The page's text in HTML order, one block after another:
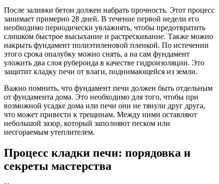
После заливки бетон должен набрать прочность. Этот процесс
занимает примерно 28 дней. В течение первой недели его
необходимо периодически увлажнять, чтобы предотвратить
слишком быстрое высыхание и растрескивание. Также можно
накрыть фундамент полиэтиленовой пленкой. По истечении
этого срока опалубку можно снять, а на сам фундамент
уложить два слоя рубероида в качестве гидроизоляции. Это
защитит кладку печи от влаги, поднимающейся из земли.
Важно помнить, что фундамент печи должен быть отдельным
от фундамента дома. Это необходимо для того, чтобы при
возможной усадке дома или печи они не тянули друг друга,
что может привести к трещинам. Между ними оставляют
небольшой зазор, который заполняют песком или
несгораемым утеплителем.
Процесс кладки печи: порядовка и
секреты мастерства